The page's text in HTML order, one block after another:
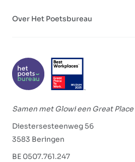
Samen met Glowi een Great
Diestersesteenweg 56
3583 Beringen
BE 0507.761.247
Over Het Poetsbureau